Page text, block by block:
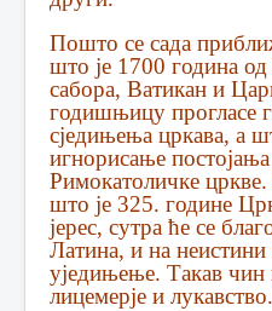
Пошто се сада
што је 1700 година
сабора, Ватикан и
годишњицу прогласе
сједињења цркава, а
игнорисање постојања
Римокатоличке
што је 325. године
јерес, сутра ће се
Латина, и на неистини
уједињење. Такав чин
лицемерје и лукавство.